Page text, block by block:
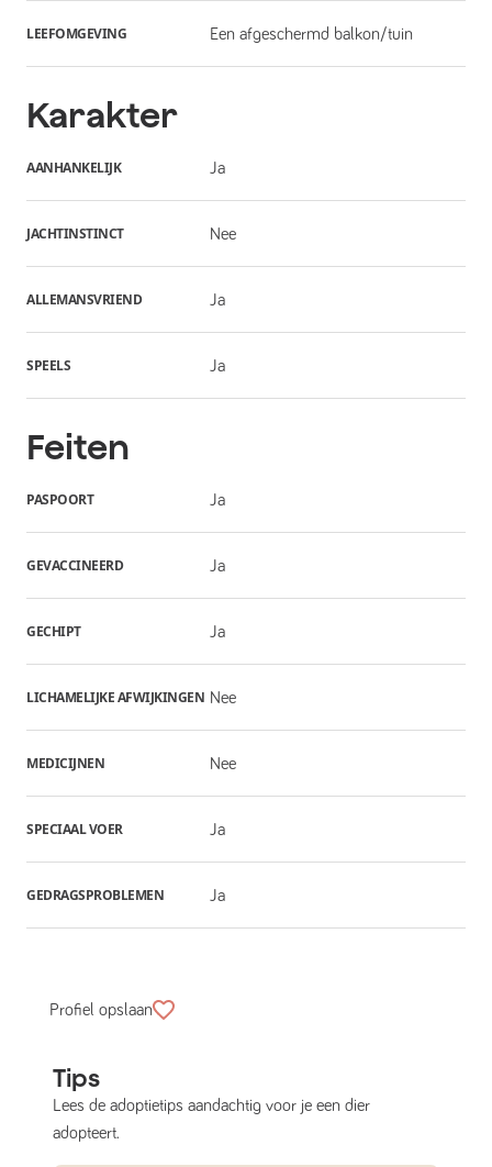
LEEFOMGEVING Een afgeschermd balkon/tuin
Karakter
AANHANKELIJK Ja
JACHTINSTINCT Nee
ALLEMANSVRIEND Ja
SPEELS Ja
Feiten
PASPOORT Ja
GEVACCINEERD Ja
GECHIPT Ja
LICHAMELIJKE AFWIJKINGEN Nee
MEDICIJNEN Nee
SPECIAAL VOER Ja
GEDRAGSPROBLEMEN Ja
Profiel opslaan
Tips
Lees de adoptietips aandachtig voor je een dier
adopteert.